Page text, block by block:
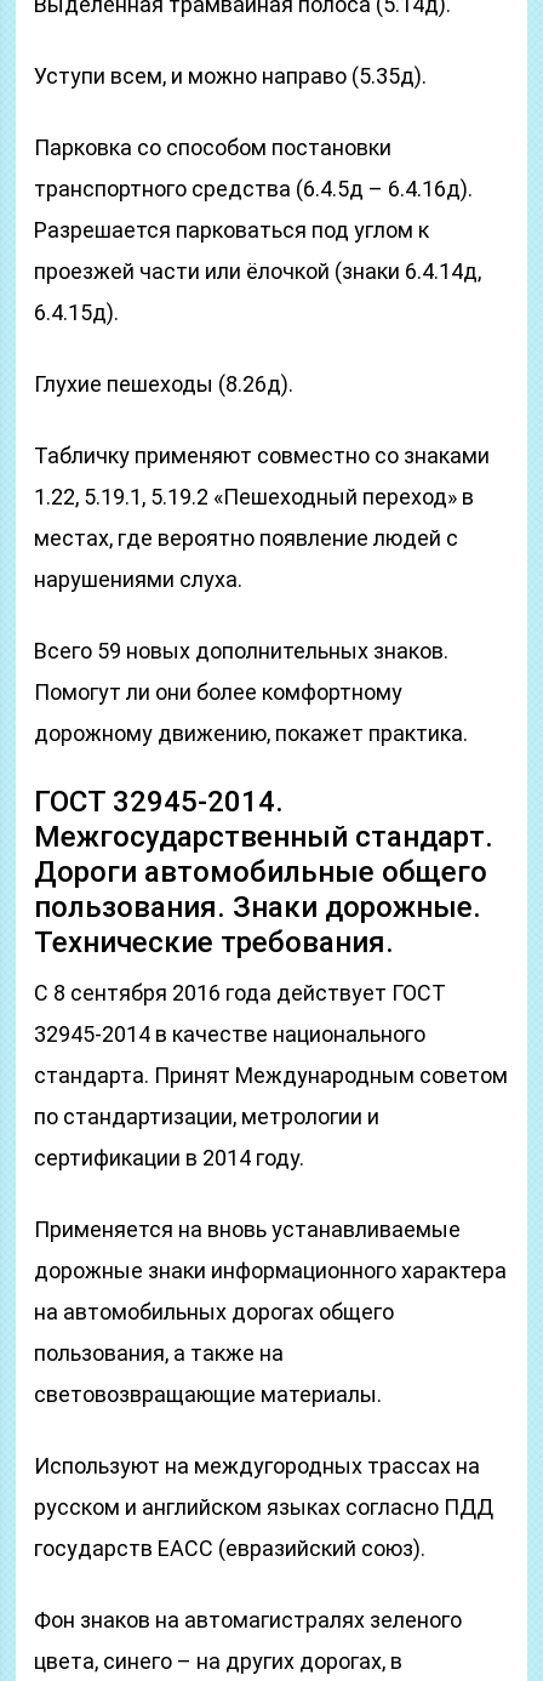
Уступи всем, и можно направо (5.35д).
Парковка со способом постановки
транспортного средства (6.4.5д – 6.4.16д).
Разрешается парковаться под углом к
проезжей части или ёлочкой (знаки 6.4.14д,
6.4.15д).
Глухие пешеходы (8.26д).
Табличку применяют совместно со знаками
1.22, 5.19.1, 5.19.2 «Пешеходный переход» в
местах, где вероятно появление людей с
нарушениями слуха.
Всего 59 новых дополнительных знаков.
Помогут ли они более комфортному
дорожному движению, покажет практика.
ГОСТ 32945-2014.
Межгосударственный стандарт.
Дороги автомобильные общего
пользования. Знаки дорожные.
Технические требования.
С 8 сентября 2016 года действует ГОСТ
32945-2014 в качестве национального
стандарта. Принят Международным советом
по стандартизации, метрологии и
сертификации в 2014 году.
Применяется на вновь устанавливаемые
дорожные знаки информационного характера
на автомобильных дорогах общего
пользования, а также на
световозвращающие материалы.
Используют на междугородных трассах на
русском и английском языках согласно ПДД
государств ЕАСС (евразийский союз).
Фон знаков на автомагистралях зеленого
цвета, синего – на других дорогах, в